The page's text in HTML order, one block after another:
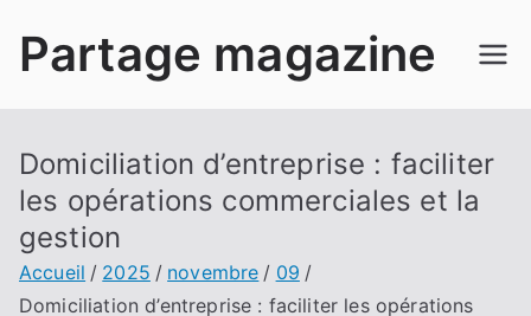
Partage magazine
Domiciliation d’entreprise : faciliter
les opérations commerciales et la
gestion
Accueil 2025 novembre
09
Domiciliation d’entreprise : faciliter les opérations